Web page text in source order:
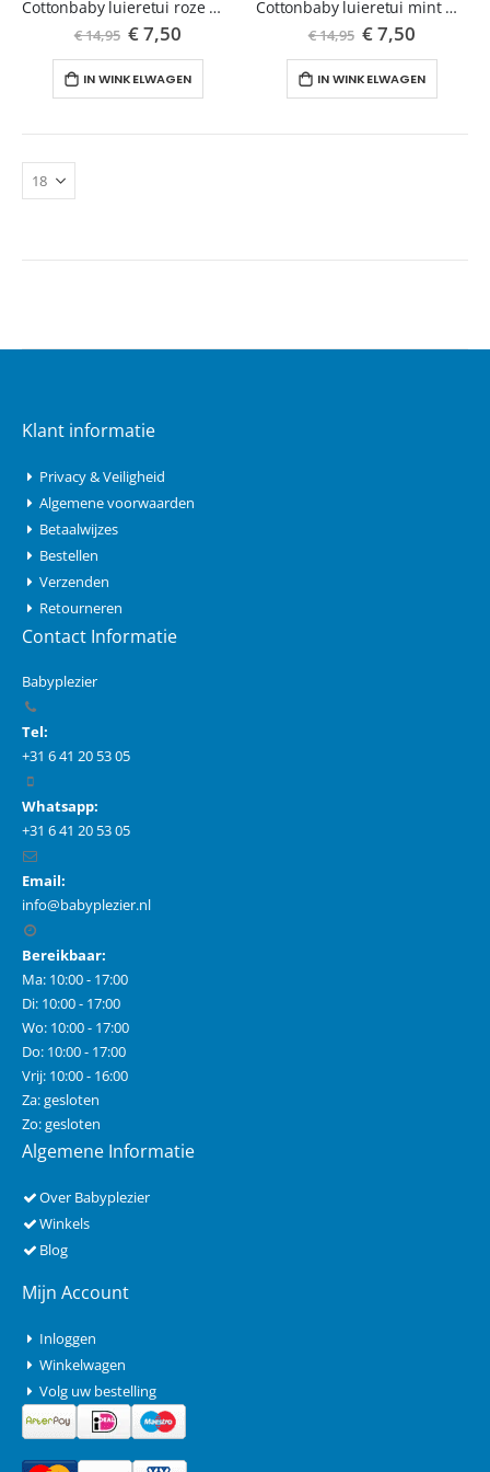
Cottonbaby luieretui roze met witte stippen
€ 14,95 Speciale
prijs
€ 7,50
IN WINKELWAGEN
Cottonbaby luieretui mint met ruitjes
€ 14,95 Speciale
prijs
€ 7,50
IN WINKELWAGEN
Klant informatie
Privacy & Veiligheid
Algemene voorwaarden
Betaalwijzes
Bestellen
Verzenden
Retourneren
Contact Informatie
Babyplezier
Tel:
+31 6 41 20 53 05
Whatsapp:
+31 6 41 20 53 05
Email:
info@babyplezier.nl
Bereikbaar:
Ma: 10:00 - 17:00
Di: 10:00 - 17:00
Wo: 10:00 - 17:00
Do: 10:00 - 17:00
Vrij: 10:00 - 16:00
Za: gesloten
Zo: gesloten
Algemene Informatie
Over Babyplezier
Winkels
Blog
Mijn Account
Inloggen
Winkelwagen
Volg uw bestelling